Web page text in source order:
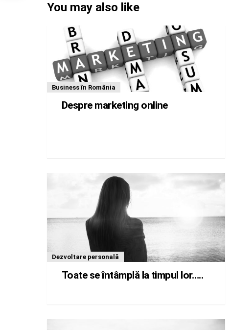
You may also like
Business în România
Despre marketing online
Dezvoltare personală
Toate se întâmplă la timpul lor…..